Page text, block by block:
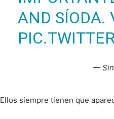
AND SÍODA.
—
Ellos siempre tienen que